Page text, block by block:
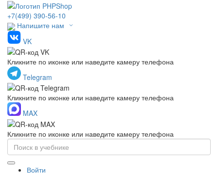
+7(499) 390-56-10
Напишите нам
VK
Кликните по иконке или наведите камеру телефона
Telegram
Кликните по иконке или наведите камеру телефона
MAX
Кликните по иконке или наведите камеру телефона
Войти